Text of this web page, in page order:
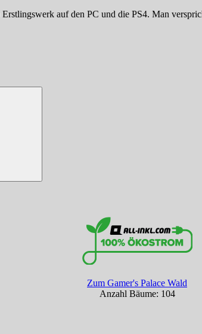
auf den PC und die PS4. Man
Zum Gamer's Palace Wald
Anzahl Bäume: 104